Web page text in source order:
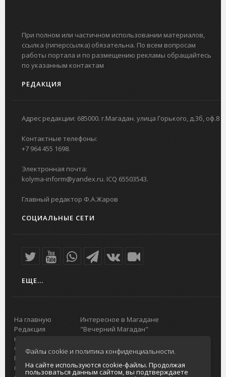
При полном или частичном использовании материалов,
ссылка (гиперссылка) обязательна. По всем вопросам
работы портала и по размещению рекламы обращайтесь
по указанным контактам
РЕДАКЦИЯ
Адрес редакции: 685000. г.Магадан. улица Горького, д.3б, оф.8
Контактные телефоны:
+7 964 455 1698.
Электронная почта:
kolyma-inform@yandex.ru. ICQ 65503543.
Главный редактор Ф.А.Жаров
СОЦИАЛЬНЫЕ СЕТИ
ЕЩЕ...
На главную
Редакция
портала
О проекте
Реклама на
портале
Интересное в Магадане
"Вечерний Магадан"
Городская доска объявлений
Реклама
Главный туристический портал
Колымы
Файлы cookie и политика конфиденциальности.
На сайте используются cookie-файлы. Продолжая
пользоваться данным сайтом, вы подтверждаете